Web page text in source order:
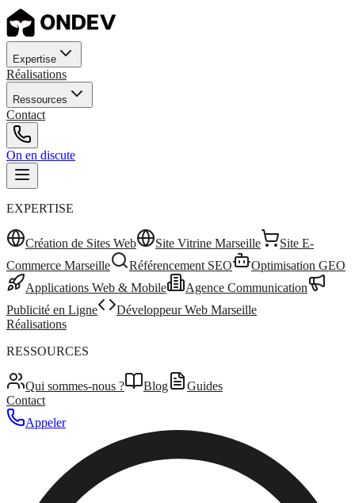
Expertise
Réalisations
Ressources
Contact
On en discute
EXPERTISE
Création de Sites Web Site Vitrine Marseille
Site E-
Commerce Marseille
Référencement SEO
Optimisation GEO
Applications Web & Mobile
Agence Communication
Publicité en Ligne
Développeur Web Marseille
Réalisations
RESSOURCES
Qui sommes-nous ? Blog
Guides
Contact
Appeler